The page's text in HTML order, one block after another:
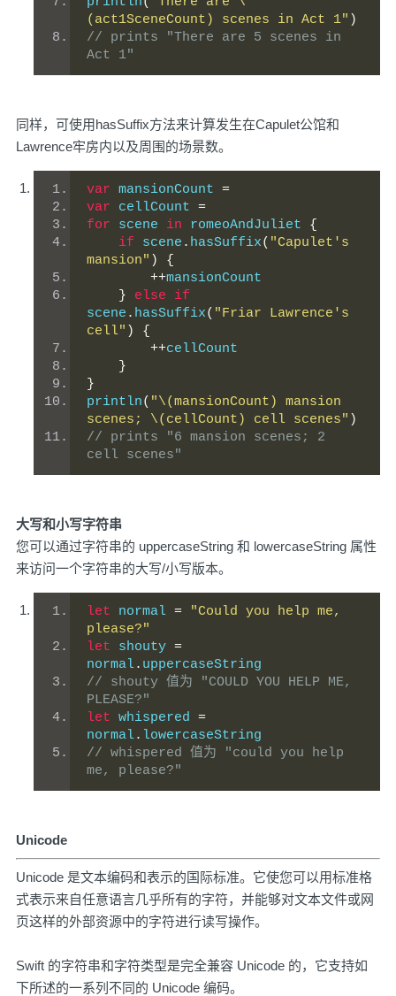
(act1SceneCount) scenes in Act 1" )
// prints "There are 5 scenes in
Act 1"
同样，可使用hasSuffix方法来计算发生在Capulet公馆和
Lawrence牢房内以及周围的场景数。
var mansionCount =
var cellCount =
for scene in romeoAndJuliet {
if scene . hasSuffix( "Capulet's
mansion" )
{
++mansionCount
}
else
if
scene . hasSuffix( "Friar Lawrence's
cell" )
{
++cellCount
}
}
println( "\(mansionCount) mansion
scenes; \(cellCount) cell scenes" )
// prints "6 mansion scenes; 2
cell scenes"
大写和小写字符串
您可以通过字符串的 uppercaseString 和 lowercaseString 属性
来访问一个字符串的大写/小写版本。
let normal =
"Could you help me,
please?"
let shouty =
normal. uppercaseString
// shouty 值为 "COULD YOU HELP ME,
PLEASE?"
let whispered =
normal. lowercaseString
// whispered 值为 "could you help
me, please?"
Unicode
Unicode 是文本编码和表示的国际标准。它使您可以用标准格
式表示来自任意语言几乎所有的字符，并能够对文本文件或网
页这样的外部资源中的字符进行读写操作。
Swift 的字符串和字符类型是完全兼容 Unicode 的，它支持如
下所述的一系列不同的 Unicode 编码。